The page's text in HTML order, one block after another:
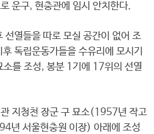
운구, 현충관에 임시 안치한다.
선열들을 따로 모실 공간이 없어 조
독립운동가들을 수유리에 모시기
를 조성, 봉분 1기에 17위의 선열
지청천 장군 구 묘소(1957년 작고
년 서울현충원 이장) 아래에 조성